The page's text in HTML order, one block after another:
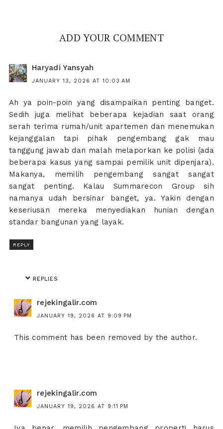
ADD YOUR COMMENT
Haryadi Yansyah
JANUARY 13, 2026 AT 10:03 AM
Ah ya poin-poin yang disampaikan penting banget.
Sedih juga melihat beberapa kejadian saat orang
serah terima rumah/unit apartemen dan menemukan
kejanggalan tapi pihak pengembang gak mau
tanggung jawab dan malah melaporkan ke polisi (ada
beberapa kasus yang sampai pemilik unit dipenjara).
Makanya, memilih pengembang sangat sangat
sangat penting. Kalau Summarecon Group sih
namanya udah bersinar banget, ya. Yakin dengan
keseriusan mereka menyediakan hunian dengan
standar bangunan yang layak.
REPLY
REPLIES
rejekingalir.com
JANUARY 19, 2026 AT 9:09 PM
This comment has been removed by the author.
rejekingalir.com
JANUARY 19, 2026 AT 9:11 PM